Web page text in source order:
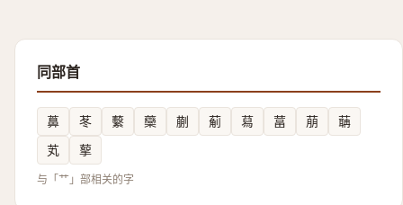
同部首
䕗 苳 蘻 虊 蒯 葪 蕮 葍 萠
䔜
芄
蒘
与「艹」部相关的字